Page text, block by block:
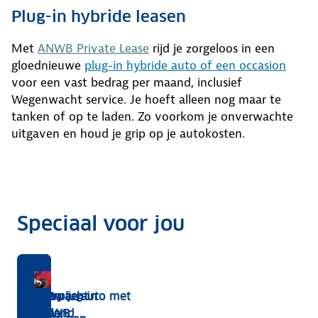
Plug-in hybride leasen
Met ANWB Private Lease rijd je zorgeloos in een
gloednieuwe plug-in hybride auto of een occasion
voor een vast bedrag per maand, inclusief
Wegenwacht service. Je hoeft alleen nog maar te
tanken of op te laden. Zo voorkom je onverwachte
uitgaven en houd je grip op je autokosten.
Speciaal voor jou
ANWB Autoverzekeringen
Met ledenvoordeel
Verkoop je auto met
de ANWB
Wegenwacht
Nederland
Benzine,
hybride
Soorten
hybride
Liever
een
Top 10 plug-in
hybride